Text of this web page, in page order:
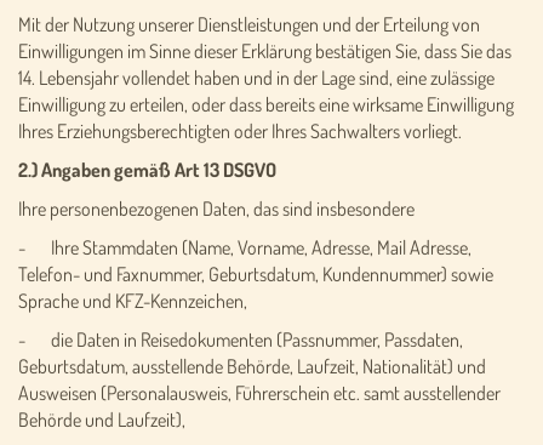
Mit der Nutzung unserer Dienstleistungen und der Erteilung von
Einwilligungen im Sinne dieser Erklärung bestätigen Sie, dass Sie das
14. Lebensjahr vollendet haben und in der Lage sind, eine zulässige
Einwilligung zu erteilen, oder dass bereits eine wirksame Einwilligung
Ihres Erziehungsberechtigten oder Ihres Sachwalters vorliegt.
2.) Angaben gemäß Art 13 DSGVO
Ihre personenbezogenen Daten, das sind insbesondere
- Ihre Stammdaten (Name, Vorname, Adresse, Mail Adresse,
Telefon- und Faxnummer, Geburtsdatum, Kundennummer) sowie
Sprache und KFZ-Kennzeichen,
- die Daten in Reisedokumenten (Passnummer, Passdaten,
Geburtsdatum, ausstellende Behörde, Laufzeit, Nationalität) und
Ausweisen (Personalausweis, Führerschein etc. samt ausstellender
Behörde und Laufzeit),